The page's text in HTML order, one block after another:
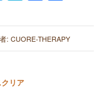
:CUORE-THERAPY
リア